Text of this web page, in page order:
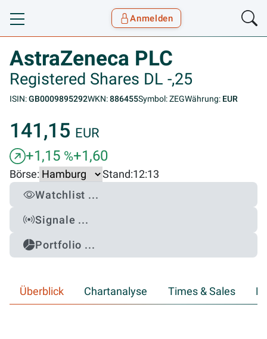
Toggle navigation
Anmelden
AstraZeneca PLC
Registered Shares DL -,25
ISIN:GB0009895292WKN:886455Symbol: ZEGWährung: EUR
141,15 EUR
+1,15 %+1,60
Börse: Stand:12:13
Watchlist ...
Signale ...
Portfolio ...
Überblick Chartanalyse Times & Sales